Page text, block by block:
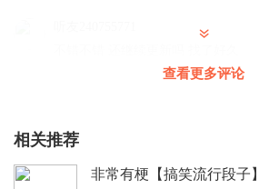
内容真不错，什么时候更新啊？
2026-02-13
查看更多评论
相关推荐
非常有梗【搞笑流行段子】